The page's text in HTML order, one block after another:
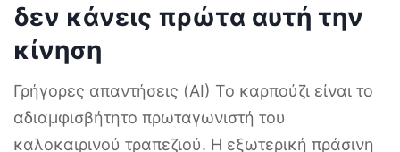
δεν κάνεις πρώτα αυτή την
κίνηση
Γρήγορες απαντήσεις (AI) Το καρπούζι είναι το
αδιαμφισβήτητο πρωταγωνιστή του
καλοκαιρινού τραπεζιού. Η εξωτερική πράσινη